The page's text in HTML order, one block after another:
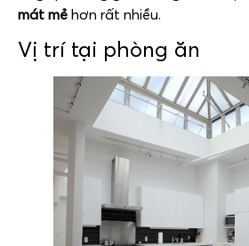
mát mẻ hơn rất nhiều.
Vị trí tại phòng ăn